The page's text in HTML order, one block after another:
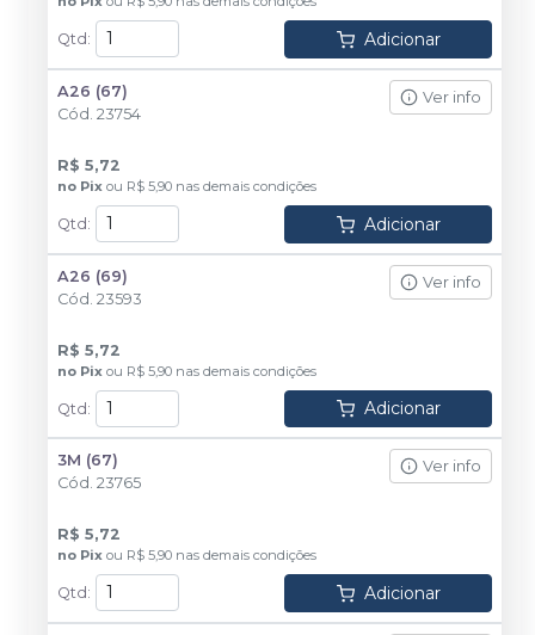
Qtd : Adicionar
A26 (67)
Cód. 23754
Ver info
R$ 5,72
no Pix ou R$ 5,90 nas demais condições
Qtd : Adicionar
A26 (69)
Cód. 23593
Ver info
R$ 5,72
no Pix ou R$ 5,90 nas demais condições
Qtd: Adicionar
3M (67)
Cód. 23765
Ver info
R$ 5,72
no Pix ou R$ 5,90 nas demais condições
Qtd : Adicionar